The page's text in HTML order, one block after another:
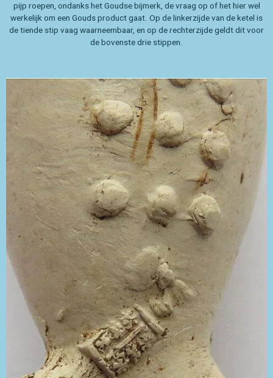
pijp roepen, ondanks het Goudse bijmerk, de vraag op of het hier wel
werkelijk om een Gouds product gaat. Op de linkerzijde van de ketel is
de tiende stip vaag waarneembaar, en op de rechterzijde geldt dit voor
de bovenste drie stippen.